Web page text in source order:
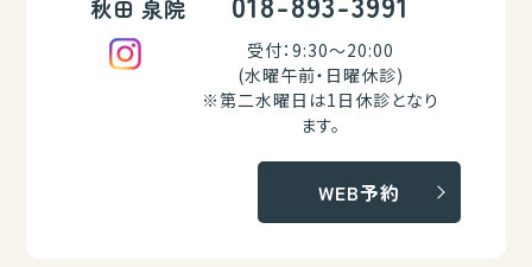
秋田 泉院
受付：9:30～20:00
(水曜午前・日曜休診)
※第二水曜日は1日休診となり
ます。
WEB予約